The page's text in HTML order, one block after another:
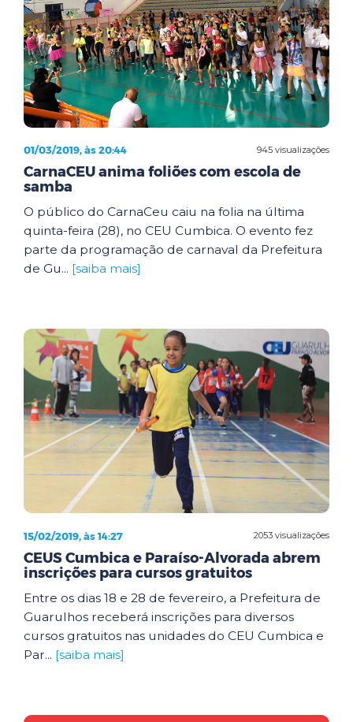
945 visualizações
01/03/2019, às 20:44
CarnaCEU anima foliões com escola de
samba
O público do CarnaCeu caiu na folia na última
quinta-feira (28), no CEU Cumbica. O evento fez
parte da programação de carnaval da Prefeitura
de Gu... [saiba mais]
2053 visualizações
15/02/2019, às 14:27
CEUS Cumbica e Paraíso-Alvorada abrem
inscrições para cursos gratuitos
Entre os dias 18 e 28 de fevereiro, a Prefeitura de
Guarulhos receberá inscrições para diversos
cursos gratuitos nas unidades do CEU Cumbica e
Par... [saiba mais]